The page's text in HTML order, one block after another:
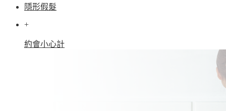
隱形假髮
+
約會小心計